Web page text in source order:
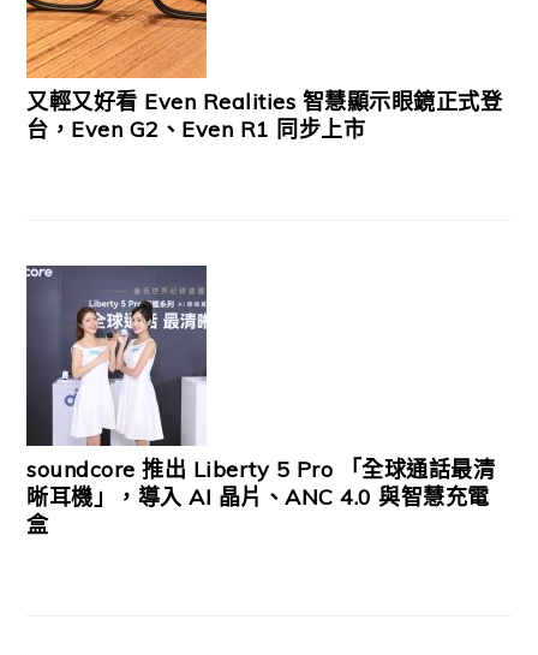
又輕又好看 Even Realities 智慧顯示眼鏡正式登
台，Even G2、Even R1 同步上市
soundcore 推出 Liberty 5 Pro 「全球通話最清
晰耳機」，導入 AI 晶片、ANC 4.0 與智慧充電
盒